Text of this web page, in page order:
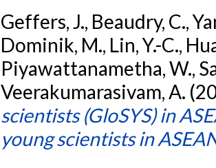
Geffers, J., Beaudry, C.,
Dominik, M., Lin, Y.-C.,
Piyawattanametha, W.,
Veerakumarasivam, A.
scientists (GloSYS) in
young scientists in